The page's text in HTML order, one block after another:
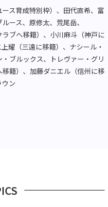
ース育成特別枠）、田代直希、富
ース、原修太、荒尾岳、
ラブへ移籍）、小川麻斗（神戸に
耀（三遠に移籍）、ナシール・
ブルックス、トレヴァー・グリ
籍）、加藤ダニエル（信州に移
ン